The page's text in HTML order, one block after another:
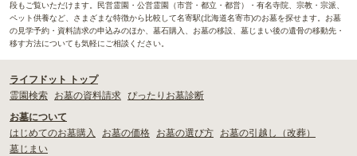
段もご覧いただけます。民営霊園・公営霊園（市営・都立・都営）・有名寺院、宗教・宗派、
ペット供養など、さまざまな特徴から比較して名寄駅(北海道名寄市)のお墓を探せます。お墓
の見学予約・資料請求の申込みのほか、墓石購入、お墓の移設、墓じまい後の遺骨の移動先・
移す方法についても気軽にご相談ください。
ライフドット トップ
霊園検索
お墓の資料請求 ぴったりお墓診断
お墓について
はじめてのお墓購入
お墓の価格 お墓の選び方
お墓の引越し（改葬）
墓じまい